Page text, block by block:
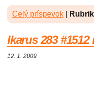
Celý príspevok
Ikarus 283
12. 1. 2009